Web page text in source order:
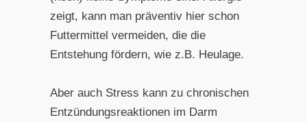
zeigt, kann man präventiv hier schon
Futtermittel vermeiden, die die
Entstehung fördern, wie z.B. Heulage.
Aber auch Stress kann zu chronischen
Entzündungsreaktionen im Darm